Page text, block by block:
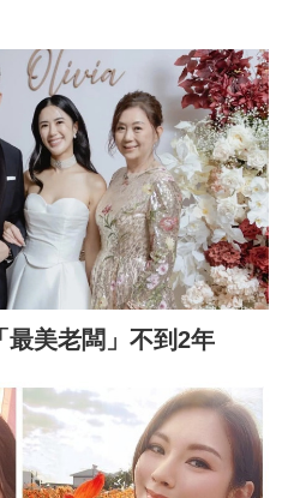
最美老闆」不到2年